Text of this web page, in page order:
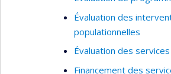
Évaluation des
populationnelles
Évaluation des
Financement des